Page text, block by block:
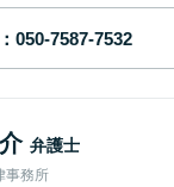
弁護士
事務所